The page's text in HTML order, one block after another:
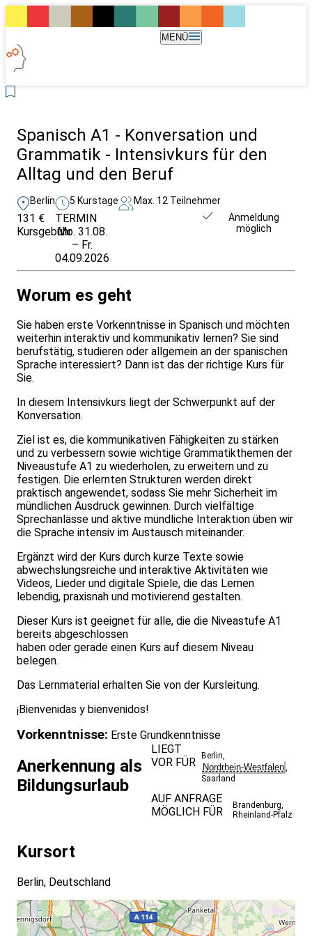
MENÜ
Spanisch A1 - Konversation und
Grammatik - Intensivkurs für den
Alltag und den Beruf
Berlin 5 Kurstage Max. 12 Teilnehmer
131 €
Kursgebühr
TERMIN
Mo. 31.08.
– Fr.
04.09.2026
Anmeldung
möglich
Worum es geht
Sie haben erste Vorkenntnisse in Spanisch und möchten
weiterhin interaktiv und kommunikativ lernen? Sie sind
berufstätig, studieren oder allgemein an der spanischen
Sprache interessiert? Dann ist das der richtige Kurs für
Sie.
In diesem Intensivkurs liegt der Schwerpunkt auf der
Konversation.
Ziel ist es, die kommunikativen Fähigkeiten zu stärken
und zu verbessern sowie wichtige Grammatikthemen der
Niveaustufe A1 zu wiederholen, zu erweitern und zu
festigen. Die erlernten Strukturen werden direkt
praktisch angewendet, sodass Sie mehr Sicherheit im
mündlichen Ausdruck gewinnen. Durch vielfältige
Sprechanlässe und aktive mündliche Interaktion üben wir
die Sprache intensiv im Austausch miteinander.
Ergänzt wird der Kurs durch kurze Texte sowie
abwechslungsreiche und interaktive Aktivitäten wie
Videos, Lieder und digitale Spiele, die das Lernen
lebendig, praxisnah und motivierend gestalten.
Dieser Kurs ist geeignet für alle, die die Niveastufe A1
bereits abgeschlossen
haben oder gerade einen Kurs auf diesem Niveau
belegen.
Das Lernmaterial erhalten Sie von der Kursleitung.
¡Bienvenidas y bienvenidos!
Vorkenntnisse: Erste Grundkenntnisse
Anerkennung als
Bildungsurlaub
LIEGT
VOR FÜR
Berlin,
Nordrhein-Westfalen,
Saarland
AUF ANFRAGE
MÖGLICH FÜR
Brandenburg,
Rheinland-Pfalz
Kursort
Berlin, Deutschland